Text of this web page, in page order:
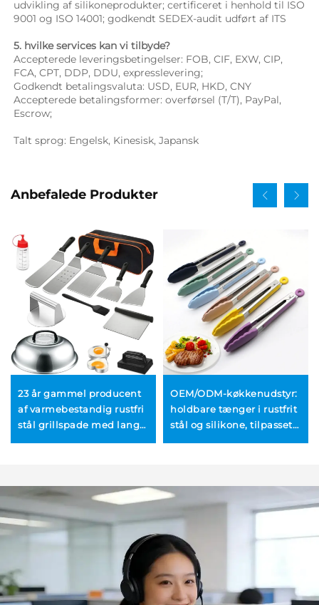
udvikling af silikoneprodukter; certificeret i henhold til ISO
9001 og ISO 14001; godkendt SEDEX-audit udført af ITS
5. hvilke services kan vi tilbyde?
Accepterede leveringsbetingelser: FOB, CIF, EXW, CIP,
FCA, CPT, DDP, DDU, expresslevering;
Godkendt betalingsvaluta: USD, EUR, HKD, CNY
Accepterede betalingsformer: overførsel (T/T), PayPal,
Escrow;
Talt sprog: Engelsk, Kinesisk, Japansk
Anbefalede Produkter
23 år gammel producent
af varmebestandig rustfri
stål grillspade med lang
OEM/ODM-køkkenudstyr:
holdbare tænger i rustfrit
stål og silikone, tilpasset
barbecue- og
steaktænger til
grossisthandel